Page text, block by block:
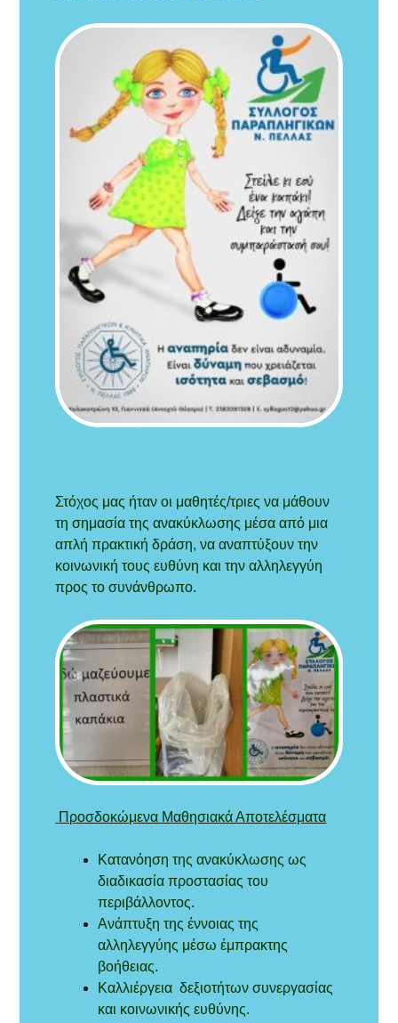
Στόχος μας ήταν οι μαθητές/τριες να μάθουν
τη σημασία της ανακύκλωσης μέσα από μια
απλή πρακτική δράση, να αναπτύξουν την
κοινωνική τους ευθύνη και την αλληλεγγύη
προς το συνάνθρωπο.
Προσδοκώμενα Μαθησιακά Αποτελέσματα
Κατανόηση της ανακύκλωσης ως
διαδικασία προστασίας του
περιβάλλοντος.
Ανάπτυξη της έννοιας της
αλληλεγγύης μέσω έμπρακτης
βοήθειας.
Καλλιέργεια δεξιοτήτων συνεργασίας
και κοινωνικής ευθύνης.